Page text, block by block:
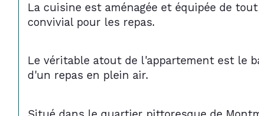
La cuisine est aménagée et équipée de
convivial pour les repas.
Le véritable atout de l'appartement est le
d'un repas en plein air.